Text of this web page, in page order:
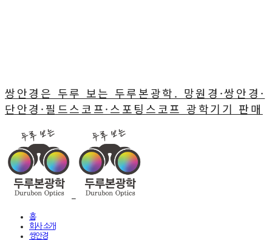
쌍안경은 두루 보는 두루본광학. 망원경·쌍안경·
단안경·필드스코프·스포팅스코프 광학기기 판매
홈
회사 소개
쌍안경